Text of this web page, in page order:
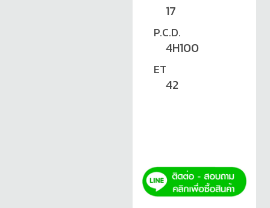
17
P.C.D.
4H100
ET
42